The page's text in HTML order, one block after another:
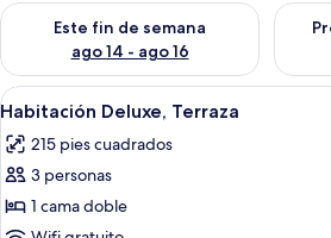
Este fin de semana
ago 14 - ago 16
Consulta la disponibilidad para este
Abrir
todas
las
fotos
de
Una
14
Habitación Deluxe, Terraza
215 pies cuadrados
3 personas
1 cama doble